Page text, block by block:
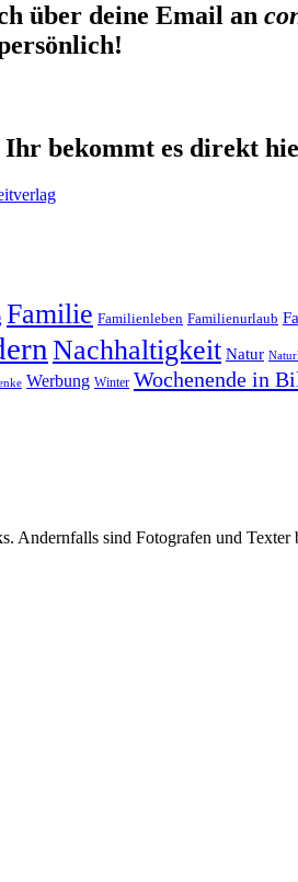
über deine Email an
bekommt es direkt
Familie Familienleben Familienurlaub
Nachhaltigkeit Natur
Werbung Winter Wochenende in
Andernfalls sind Fotografen und Texter